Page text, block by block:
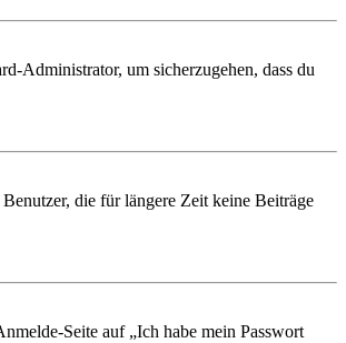
Administrator, um sicherzugehen, dass du
die für längere Zeit keine Beiträge
Seite auf „Ich habe mein Passwort